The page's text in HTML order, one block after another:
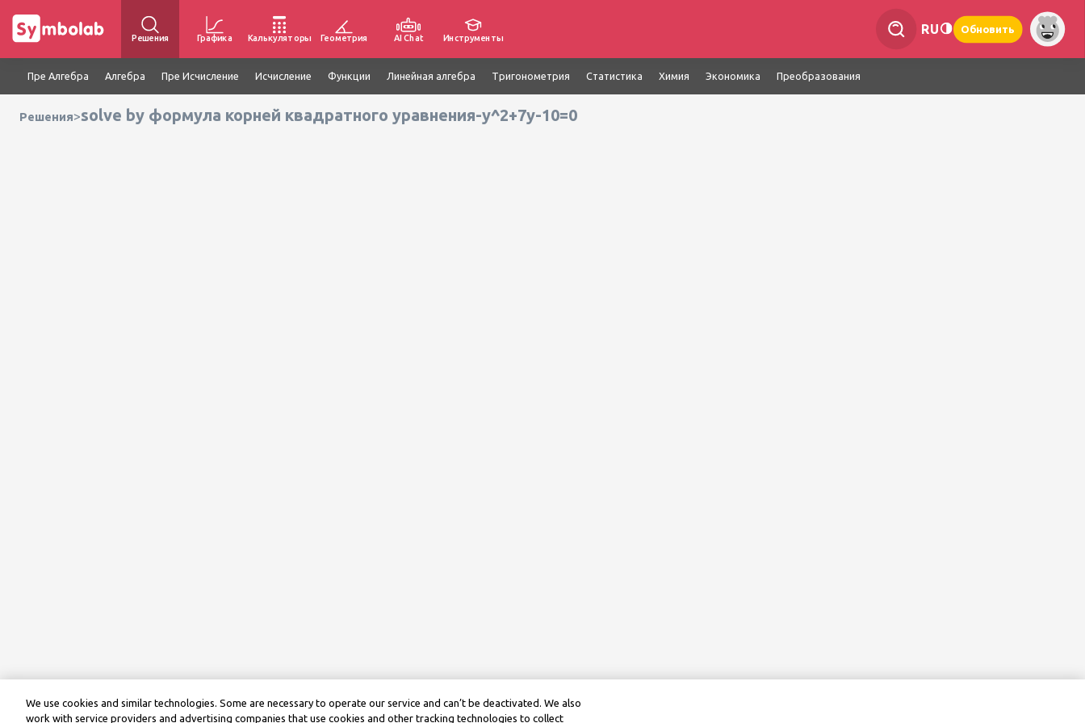
Решения Графика Калькуляторы Геометрия AI Chat Инструменты
RU Обновить
Пре Алгебра Алгебра Пре Исчисление Исчисление Функции Линейная алгебра Тригонометрия Статистика Химия Экономика Преобразования
Решения>solve by формула корней квадратного уравнения-y^2+7y-10=0
We use cookies and similar technologies. Some are necessary to operate our service and can’t be deactivated. We also
work with service providers and advertising companies that use cookies and other tracking technologies to collect